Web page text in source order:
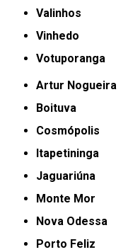
Valinhos
Vinhedo
Votuporanga
Artur Nogueira
Boituva
Cosmópolis
Itapetininga
Jaguariúna
Monte Mor
Nova Odessa
Porto Feliz